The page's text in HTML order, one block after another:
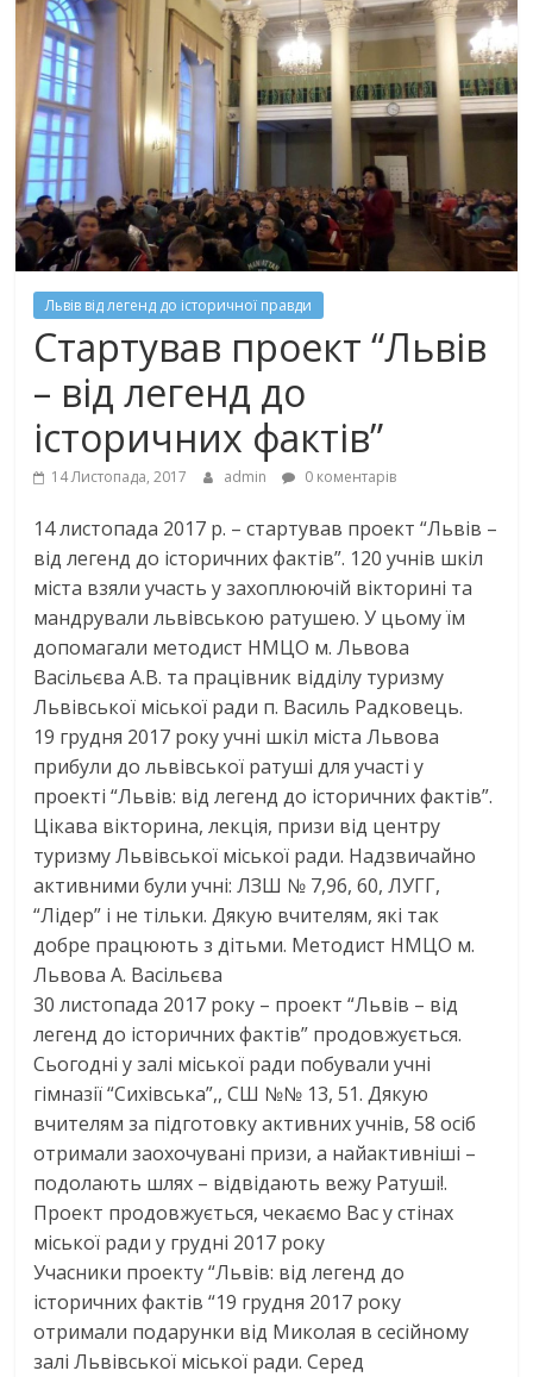
Львів від легенд до історичної правди
Стартував проект “Львів
– від легенд до
історичних фактів”
14 Листопада, 2017 admin 0 коментарів
14 листопада 2017 р. – стартував проект “Львів –
від легенд до історичних фактів”. 120 учнів шкіл
міста взяли участь у захоплюючій вікторині та
мандрували львівською ратушею. У цьому їм
допомагали методист НМЦО м. Львова
Васільєва А.В. та працівник відділу туризму
Львівської міської ради п. Василь Радковець.
19 грудня 2017 року учні шкіл міста Львова
прибули до львівської ратуші для участі у
проекті “Львів: від легенд до історичних фактів”.
Цікава вікторина, лекція, призи від центру
туризму Львівської міської ради. Надзвичайно
активними були учні: ЛЗШ № 7,96, 60, ЛУГГ,
“Лідер” і не тільки. Дякую вчителям, які так
добре працюють з дітьми. Методист НМЦО м.
Львова А. Васільєва
30 листопада 2017 року – проект “Львів – від
легенд до історичних фактів” продовжується.
Сьогодні у залі міської ради побували учні
гімназії “Сихівська”,, СШ №№ 13, 51. Дякую
вчителям за підготовку активних учнів, 58 осіб
отримали заохочувані призи, а найактивніші –
подолають шлях – відвідають вежу Ратуші!.
Проект продовжується, чекаємо Вас у стінах
міської ради у грудні 2017 року
Учасники проекту “Львів: від легенд до
історичних фактів “19 грудня 2017 року
отримали подарунки від Миколая в сесійному
залі Львівської міської ради. Серед